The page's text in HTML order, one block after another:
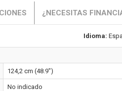
¿NECESITAS
Idioma:
124,2 cm (48.9")
No indicado